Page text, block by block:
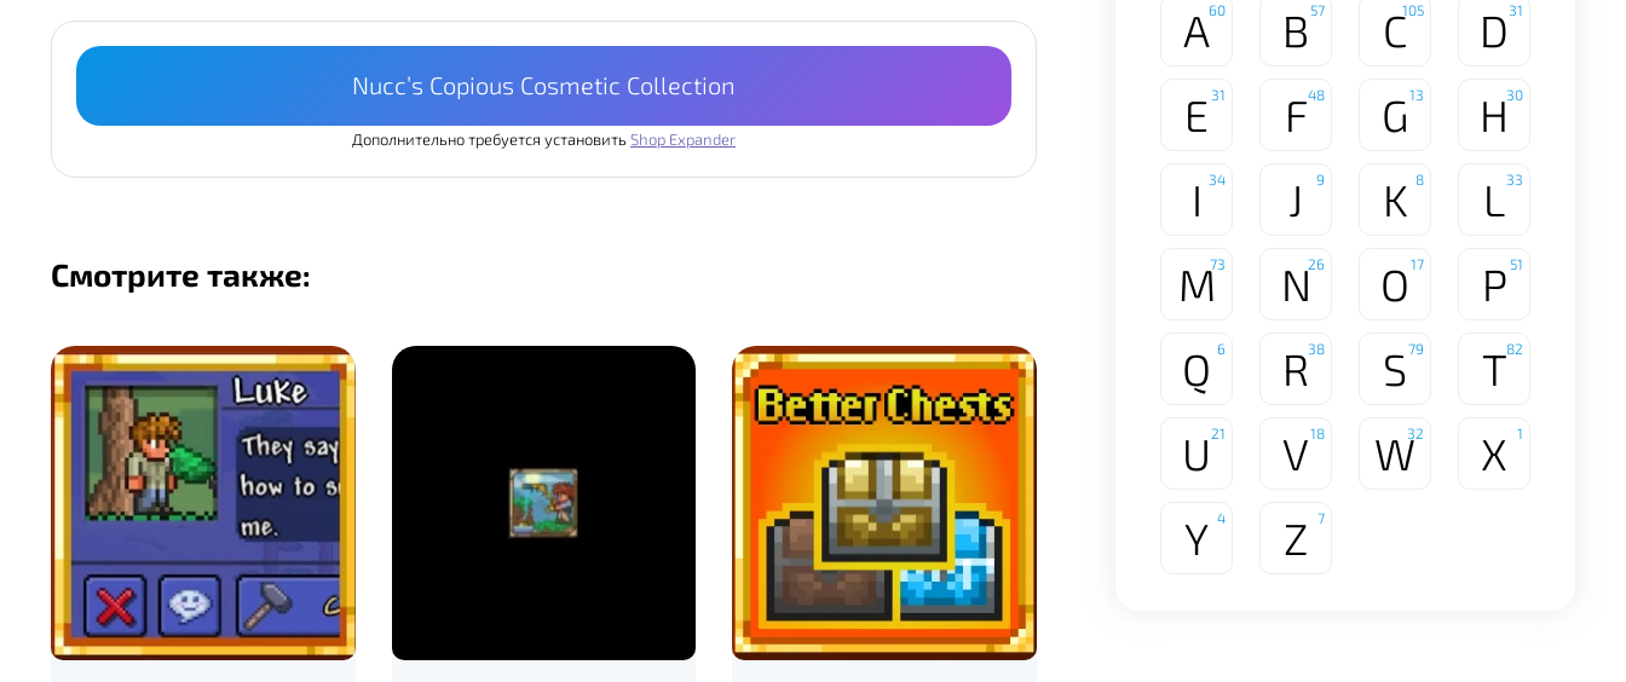
Nucc’s Copious Cosmetic Collection
Дополнительно требуется установить Shop Expander
Смотрите также:
A60 B 57 C105 D 31
E 31 F48 G 13 H30
I 34 J 9 K 8 L 33
M73 N26 O 17 P 51
Q 6 R38 S79 T82
U 21 V18 W32 X 1
Y 4 Z 7